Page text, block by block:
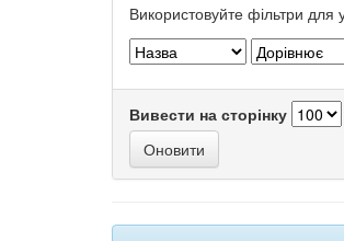
Використовуйте фільтри для
Вивести на сторінку